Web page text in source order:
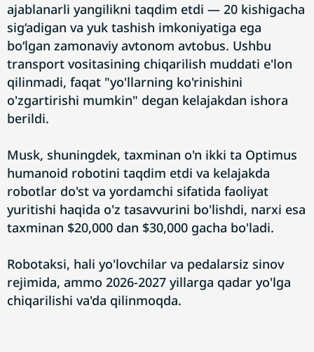
ajablanarli yangilikni taqdim etdi — 20 kishigacha
sig‘adigan va yuk tashish imkoniyatiga ega
bo‘lgan zamonaviy avtonom avtobus. Ushbu
transport vositasining chiqarilish muddati e'lon
qilinmadi, faqat "yo'llarning ko'rinishini
o'zgartirishi mumkin" degan kelajakdan ishora
berildi.
Musk, shuningdek, taxminan o'n ikki ta Optimus
humanoid robotini taqdim etdi va kelajakda
robotlar do'st va yordamchi sifatida faoliyat
yuritishi haqida o'z tasavvurini bo'lishdi, narxi esa
taxminan $20,000 dan $30,000 gacha bo'ladi.
Robotaksi, hali yo'lovchilar va pedalarsiz sinov
rejimida, ammo 2026-2027 yillarga qadar yo'lga
chiqarilishi va'da qilinmoqda.